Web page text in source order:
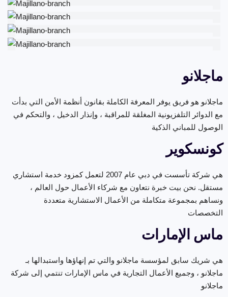
ماجلانو
ماجلانو هو فريق يوفر المعرفة الكاملة بقانون أنظمة الأمن التي بدأت
مع الدوائر التلفزيونية المغلقة للمراقبة ، وإنذار الدخيل ، والتحكم في
الوصول للمباني الذكية
كونسكوير
هي شركة تأسست في دبي عام 2007 لتعمل كمزود خدمة استشاري
مستقل. نحن بيت خبرة نتعاون مع شركاء الأعمال حول العالم ،
ونساهم بمجموعة متكاملة من الأعمال الاستشارية متعددة
التخصصات
ماس الإمارات
هي شريك سابق لمؤسسة ماجلانو والتي تم إنهاؤها واستبدالها بـ
ماجلانو ، وجميع الأعمال التجارية في ماس الإمارات تنتمي إلى شركة
ماجلانو